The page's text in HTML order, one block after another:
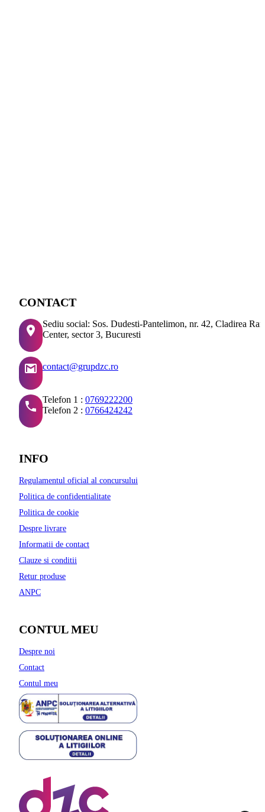
CONTACT
Sediu social: Sos. Dudesti-Pantelimon, nr. 42, Cladirea
Center, sector 3, Bucuresti
contact@grupdzc.ro
Telefon 1 : 0769222200
Telefon 2 : 0766424242
INFO
Regulamentul oficial al concursului
Politica de confidentialitate
Politica de cookie
Despre livrare
Informatii de contact
Clauze si conditii
Retur produse
ANPC
CONTUL MEU
Despre noi
Contact
Contul meu